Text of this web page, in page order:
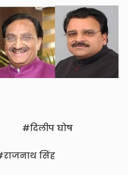
दिलीप घोष
राजनाथ सिंह